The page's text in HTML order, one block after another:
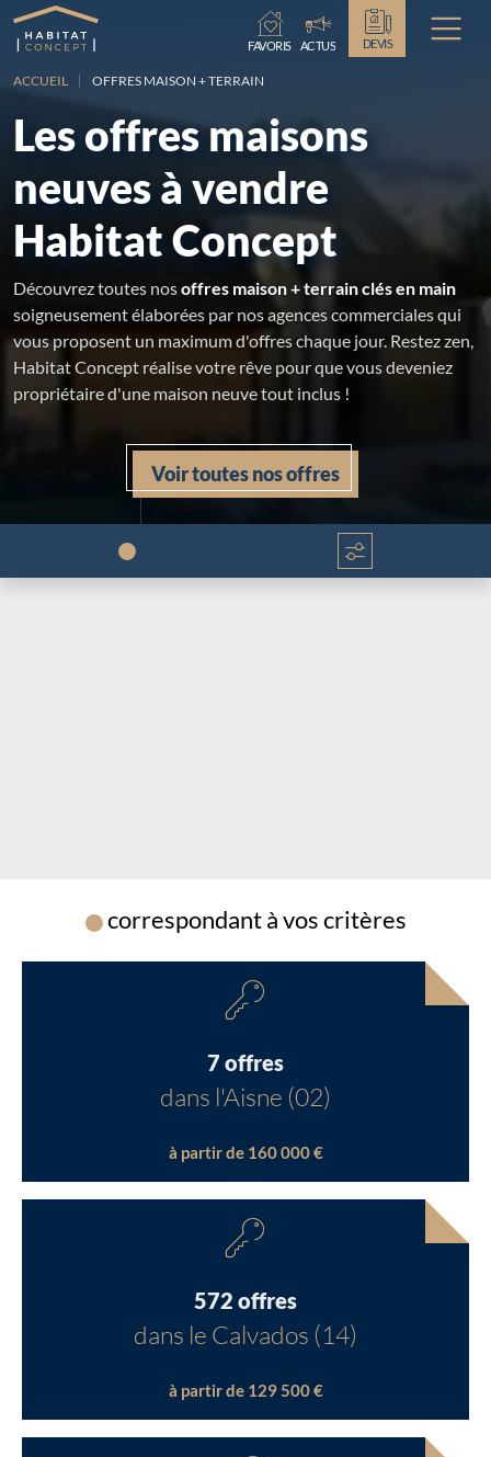
Chargement...
FAVORIS
ACTUS DEVIS
ACCUEIL OFFRES MAISON + TERRAIN
Les offres maisons
neuves à vendre
Habitat Concept
Découvrez toutes nosoffres maison + terrain clés en main
soigneusement élaborées par nos agences commerciales qui
vous proposent un maximum d'offres chaque jour. Restez zen,
Habitat Concept réalise votre rêve pour que vous deveniez
propriétaire d'une maison neuve tout inclus !
Voir toutes nos offres
Chargement...
Chargement...
correspondant à vos critères
7 offres
dans l'Aisne (02)
à partir de 160 000 €
572 offres
dans le Calvados (14)
à partir de 129 500 €